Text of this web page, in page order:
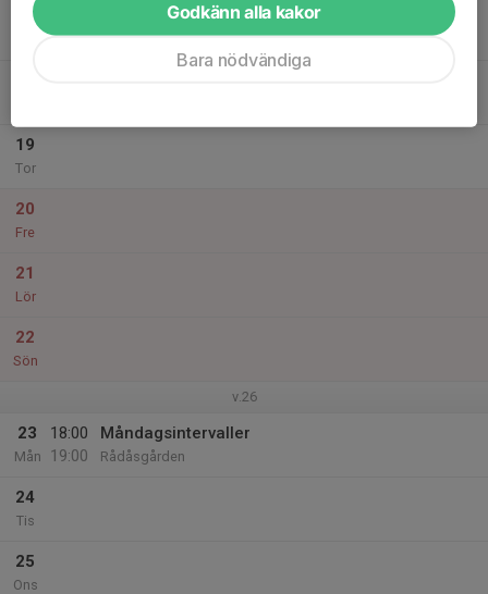
17
19
Tor
20
Fre
21
Lör
22
Sön
v.26
23
Mån
18:00
19:00
Måndagsintervaller
Rådåsgården
24
Tis
25
Ons
Godkänn alla kakor
Bara nödvändiga